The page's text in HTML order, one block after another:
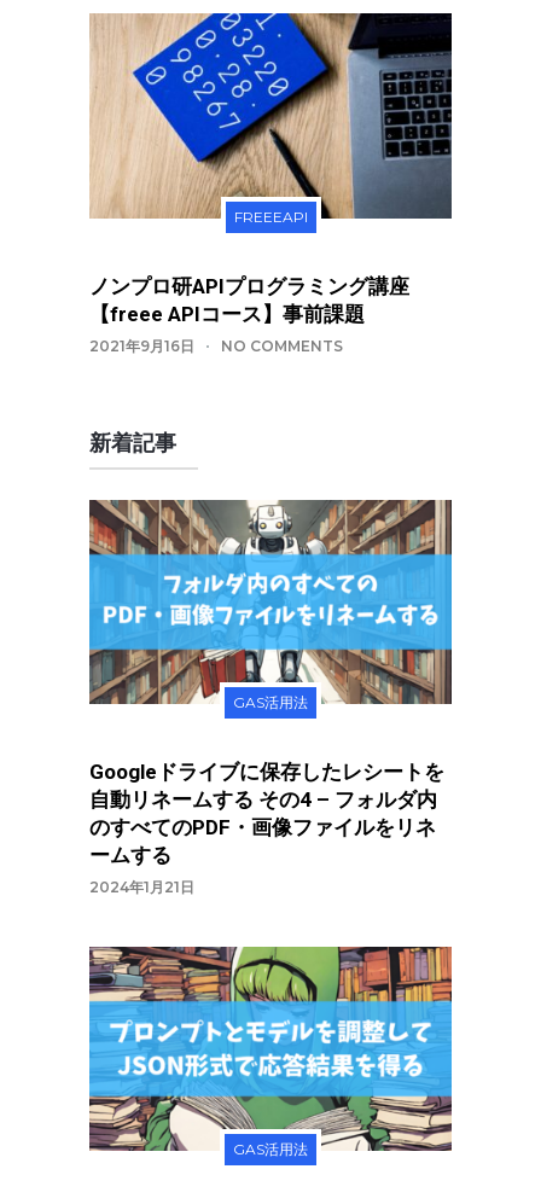
FREEEAPI
ノンプロ研APIプログラミング講座
【freee APIコース】事前課題
2021年9月16日 NO COMMENTS
新着記事
GAS活用法
Googleドライブに保存したレシートを
自動リネームする その4 – フォルダ内
のすべてのPDF・画像ファイルをリネ
ームする
2024年1月21日
GAS活用法